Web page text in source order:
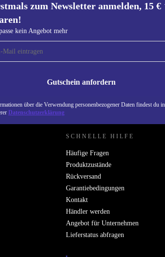
zum Newsletter anmelden, 15 €
kein Angebot mehr
Gutschein anfordern
über die Verwendung personenbezogener Daten findest du in
Datenschutzerklärung
sparen!
mehr.
Informationen über die Verwendung
- RETHINK NEW.
SCHNELLE HILFE
Häufige Fragen
Produktzustände
Rückversand
Garantiebedingungen
Kontakt
Händler werden
Angebot für Unternehmen
Lieferstatus abfragen